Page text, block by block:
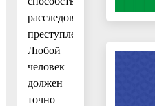
расследованию
преступлений.
Любой
человек
должен
точно